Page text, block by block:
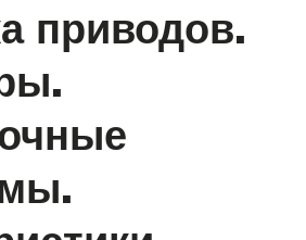
приводов.